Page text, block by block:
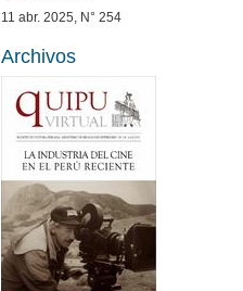
11 abr. 2025, N° 254
Archivos